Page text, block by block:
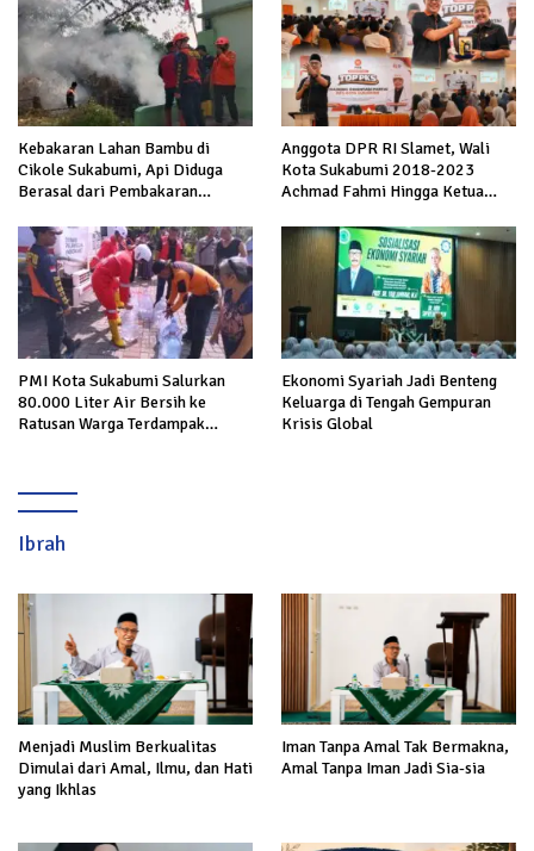
Kebakaran Lahan Bambu di
Cikole Sukabumi, Api Diduga
Berasal dari Pembakaran
Anggota DPR RI Slamet, Wali
Kota Sukabumi 2018-2023
Achmad Fahmi Hingga Ketua
Mesin Politik di TOP PKS
Sukabumi
PMI Kota Sukabumi Salurkan
80.000 Liter Air Bersih ke
Ratusan Warga Terdampak
Ekonomi Syariah Jadi Benteng
Keluarga di Tengah Gempuran
Krisis Global
Ibrah
Menjadi Muslim Berkualitas
Dimulai dari Amal, Ilmu, dan Hati
yang Ikhlas
Iman Tanpa Amal Tak Bermakna,
Amal Tanpa Iman Jadi Sia-sia